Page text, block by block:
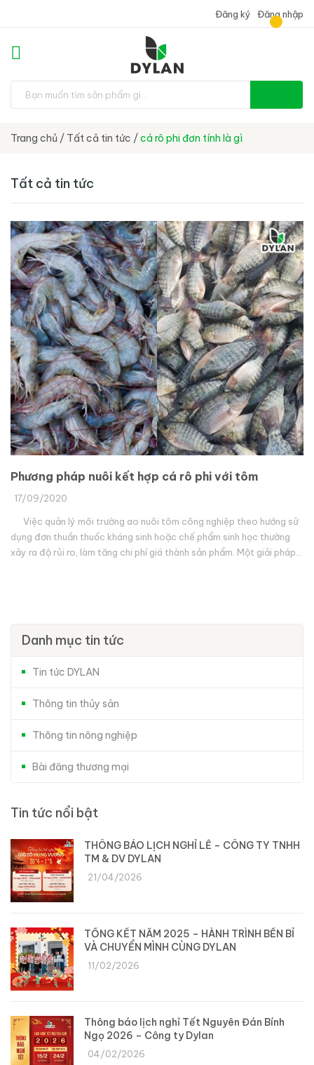
Đăng ký Đăng nhập
Trang chủ / Tất cả tin tức /cá rô phi đơn tính là gì
Tất cả tin tức
Phương pháp nuôi kết hợp cá rô phi với tôm
17/09/2020
Việc quản lý môi trường ao nuôi tôm công nghiệp theo hướng sử
dụng đơn thuần thuốc kháng sinh hoặc chế phẩm sinh học thường
xảy ra độ rủi ro, làm tăng chi phí giá thành sản phẩm. Một giải pháp
Danh mục tin tức
Tin tức DYLAN
Thông tin thủy sản
Thông tin nông nghiệp
Bài đăng thương mại
Tin tức nổi bật
THÔNG BÁO LỊCH NGHỈ LỄ – CÔNG TY TNHH
TM & DV DYLAN
21/04/2026
TỔNG KẾT NĂM 2025 – HÀNH TRÌNH BỀN BỈ
VÀ CHUYỂN MÌNH CÙNG DYLAN
11/02/2026
Thông báo lịch nghỉ Tết Nguyên Đán Bính
Ngọ 2026 – Công ty Dylan
04/02/2026